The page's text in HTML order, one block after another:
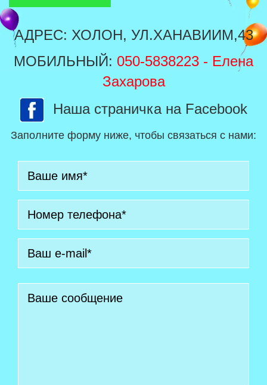
АДРЕС: ХОЛОН, УЛ.ХАНАВИИМ,43
МОБИЛЬНЫЙ: 050-5838223 - Елена
Захарова
Наша страничка на Facebook
Заполните форму ниже, чтобы связаться с нами: